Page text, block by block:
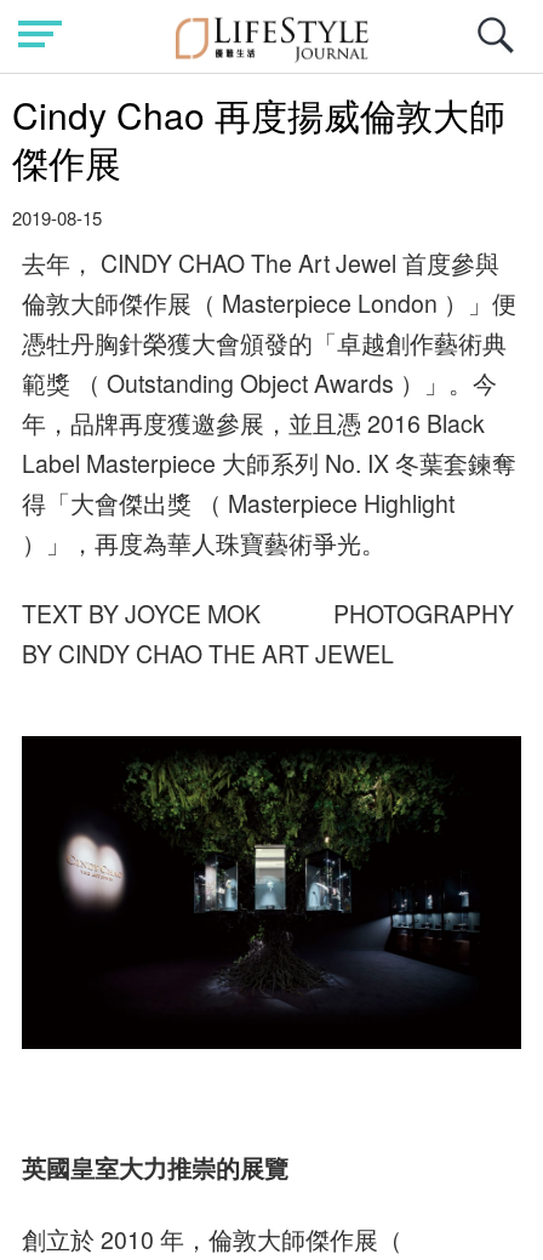
Cindy Chao 再度揚威倫敦大師
傑作展
2019-08-15
去年， CINDY CHAO The Art Jewel 首度參與
倫敦大師傑作展（ Masterpiece London ）」便
憑牡丹胸針榮獲大會頒發的「卓越創作藝術典
範獎 （ Outstanding Object Awards ）」。今
年，品牌再度獲邀參展，並且憑 2016 Black
Label Masterpiece 大師系列 No. IX 冬葉套鍊奪
得「大會傑出獎 （ Masterpiece Highlight
）」，再度為華人珠寶藝術爭光。
TEXT BY JOYCE MOK PHOTOGRAPHY
BY CINDY CHAO THE ART JEWEL
英國皇室大力推崇的展覽
創立於 2010 年，倫敦大師傑作展（